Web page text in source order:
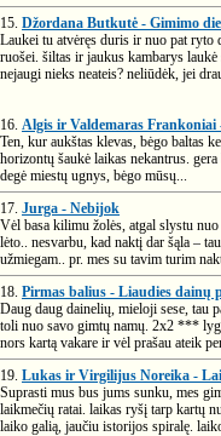
15. Džordana Butkutė - Gimimo
Laukei tu atvėręs duris ir nuo pat ryto
ruošei. šiltas ir jaukus kambarys
nejaugi nieks neateis? neliūdėk, jei
16. Algis ir Valdemaras Frankoniai
Ten, kur aukštas klevas, bėgo baltas
horizontų šaukė laikas nekantrus.
degė miestų ugnys, bėgo mūsų...
17. Jurga - Nebijok
Vėl basa kilimu žolės, atgal slystu
lėto.. nesvarbu, kad naktį dar šąla –
užmiegam.. pr. mes su tavim turim
18. Pirmas balius - Liaudies dainų
Daug daug dainelių, mieloji sese, tau
toli nuo savo gimtų namų. 2x2 *** lyg
nors kartą vakare ir vėl prašau ateik
19. Lukas ir Virgilijus Noreika -
Suprasti mus bus jums sunku, mes
laikmečių ratai. laikas ryšį tarp kartų
laiko galią, jaučiu istorijos spiralę.